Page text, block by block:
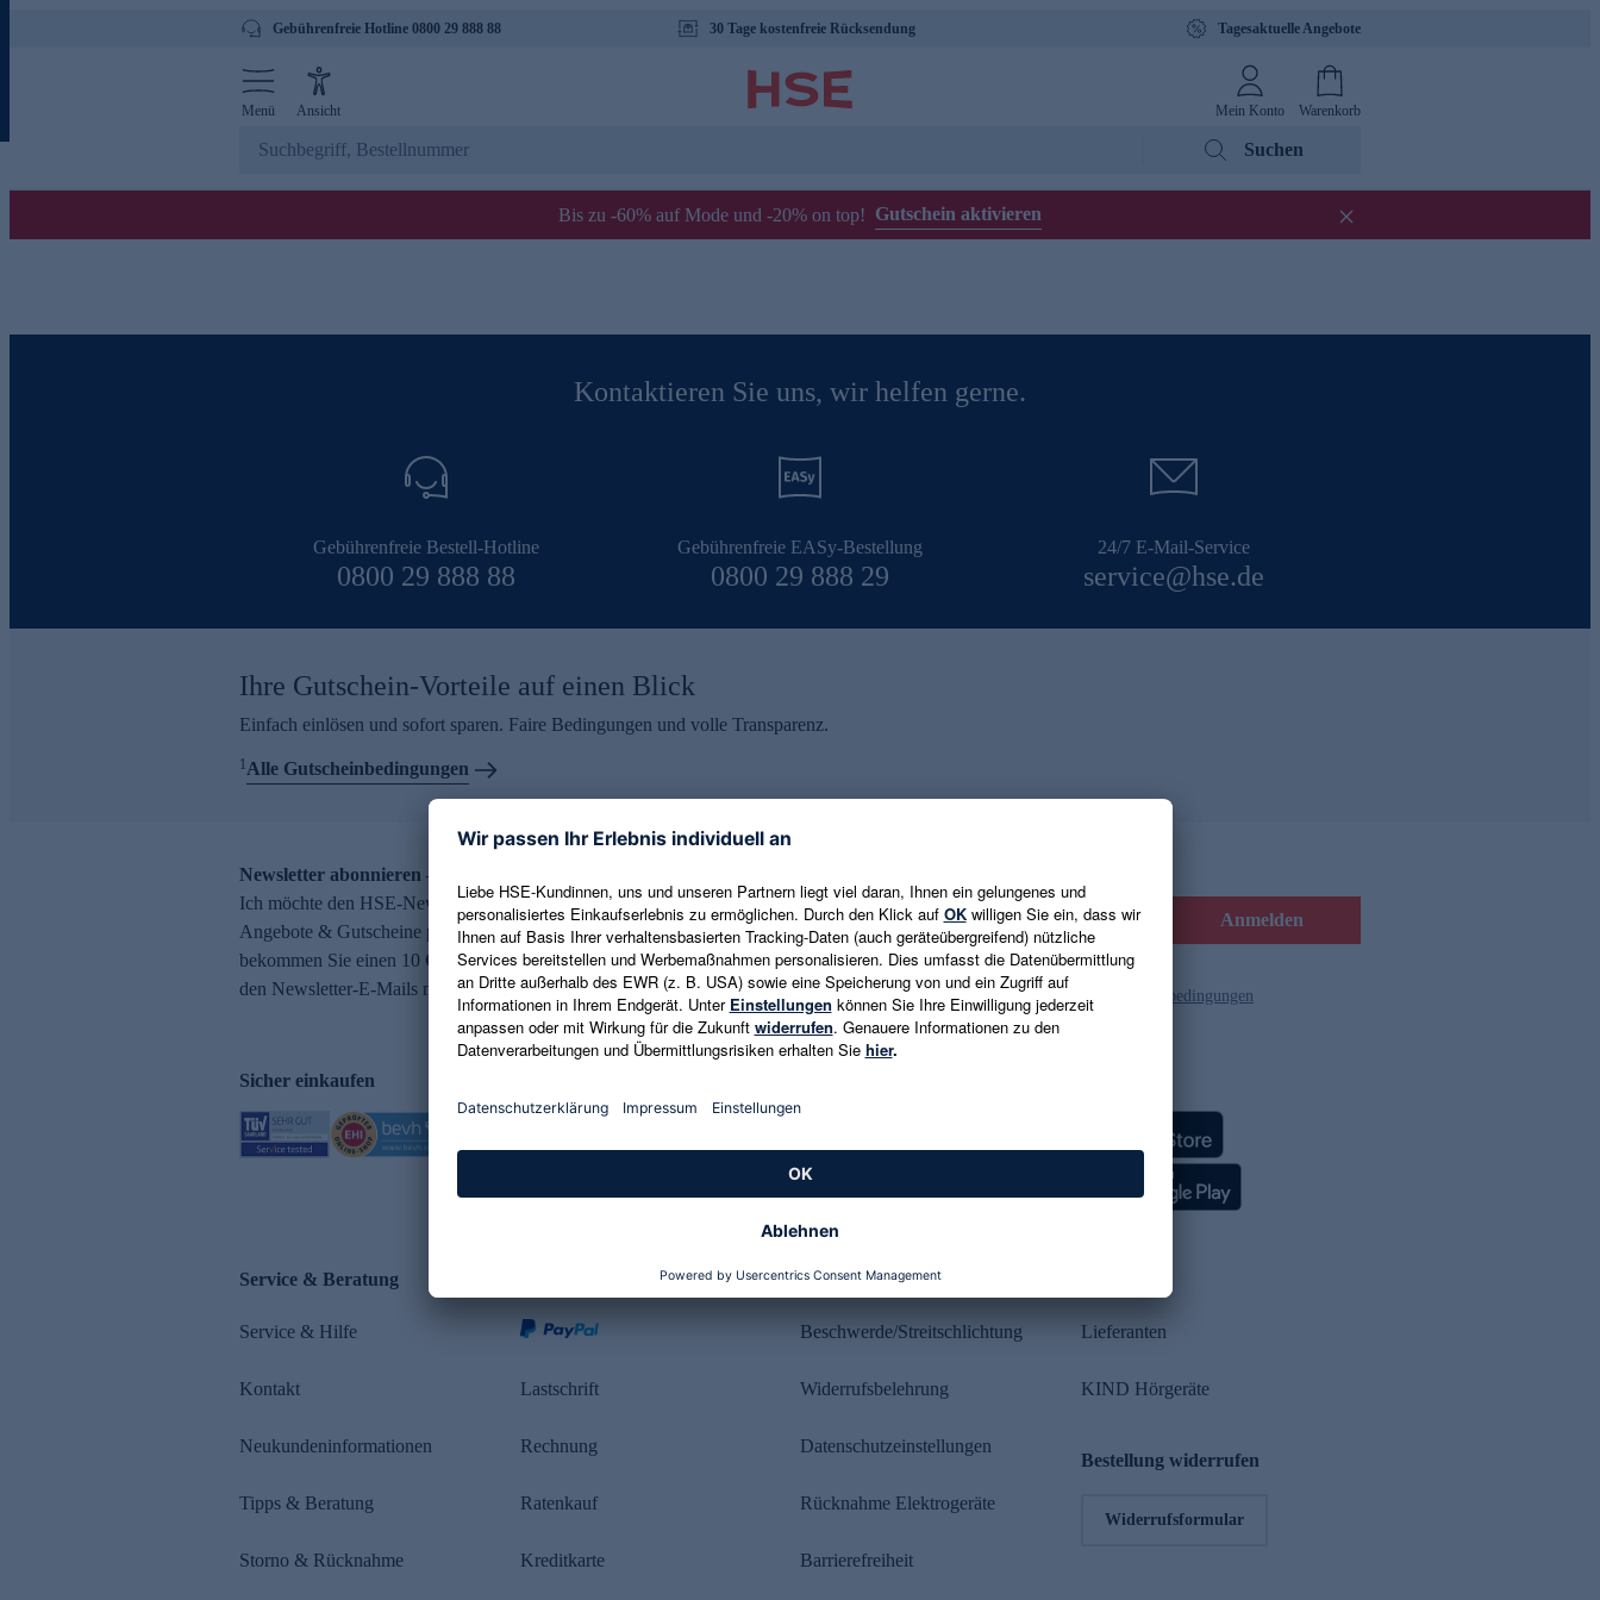
Gebührenfreie Hotline 0800 29 888 88 30 Tage kostenfreie Rücksendung Tagesaktuelle Angebote
Menü Ansicht Mein Konto Warenkorb
Suchen
Bis zu -60% auf Mode und -20% on top! Gutschein aktivieren
Kontaktieren Sie uns, wir helfen gerne.
Gebührenfreie Bestell-Hotline
0800 29 888 88
Gebührenfreie EASy-Bestellung
0800 29 888 29
24/7 E-Mail-Service
service@hse.de
Ihre Gutschein-Vorteile auf einen Blick
Einfach einlösen und sofort sparen. Faire Bedingungen und volle Transparenz.
1Alle Gutscheinbedingungen
Newsletter abonnieren – 10 € Gutschein erhalten
Ich möchte den HSE-Newsletter abonnieren und aktuelle Trends,
Angebote & Gutscheine per E-Mail erhalten. Als Dankeschön
bekommen Sie einen 10 € Gutschein. Eine Abmeldung ist jederzeit in
den Newsletter-E-Mails möglich.
E-Mail-Adresse eingeben Anmelden
Es gelten die Datenschutzrichtlinien und die Gutscheinbedingungen
Sicher einkaufen
Service & Beratung
Service & Hilfe
Kontakt
Neukundeninformationen
Tipps & Beratung
Storno & Rücknahme
Lastschrift
Rechnung
Ratenkauf
Kreditkarte
Rechtliches
Beschwerde/Streitschlichtung
Widerrufsbelehrung
Datenschutzeinstellungen
Rücknahme Elektrogeräte
Barrierefreiheit
Lieferanten
KIND Hörgeräte
Bestellung widerrufen
Widerrufsformular